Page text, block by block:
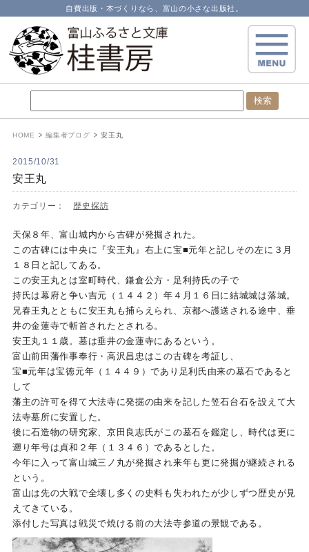
自費出版・本づくりなら、富山の小さな出版社。
HOME 編集者ブログ 安王丸
2015/10/31
安王丸
カテゴリー： 歴史探訪
天保８年、富山城内から古碑が発掘された。
この古碑には中央に『安王丸』右上に宝■元年と記しその左に３月
１８日と記してある。
この安王丸とは室町時代、鎌倉公方・足利持氏の子で
持氏は幕府と争い吉元（１４４２）年４月１６日に結城城は落城。
兄春王丸とともに安王丸も捕らえられ、京都へ護送される途中、垂
井の金蓮寺で斬首されたとされる。
安王丸１１歳。墓は垂井の金蓮寺にあるという。
富山前田藩作事奉行・高沢昌忠はこの古碑を考証し、
宝■元年は宝徳元年（１４４９）であり足利氏由来の墓石であると
して
藩主の許可を得て大法寺に発掘の由来を記した笠石台石を設えて大
法寺墓所に安置した。
後に石造物の研究家、京田良志氏がこの墓石を鑑定し、時代は更に
遡り年号は貞和２年（１３４６）であるとした。
今年に入って富山城三ノ丸が発掘され来年も更に発掘が継続される
という。
富山は先の大戦で全壊し多くの史料も失われたが少しずつ歴史が見
えてきている。
添付した写真は戦災で焼ける前の大法寺参道の景観である。